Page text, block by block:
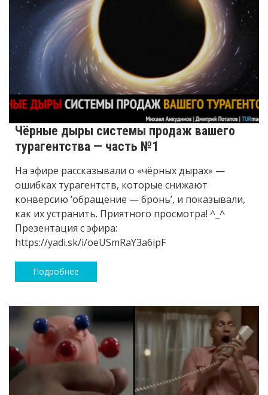
Чёрные дыры системы продаж вашего
турагентства — часть №1
На эфире рассказывали о «чёрных дырах» —
ошибках турагентств, которые снижают
конверсию ‘обращение — бронь’, и показывали,
как их устранить. Приятного просмотра! ^_^
Презентация с эфира:
https://yadi.sk/i/oeUSmRaY3a6ipF
Подробнее